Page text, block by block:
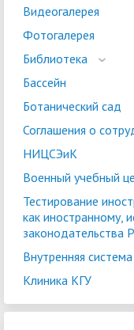
Видеогалерея
Фотогалерея
Библиотека
Бассейн
Ботанический сад
Соглашения о
НИЦСЭиК
Военный учебный
Тестирование
как иностранному,
законодательства
Внутренняя
Клиника КГУ